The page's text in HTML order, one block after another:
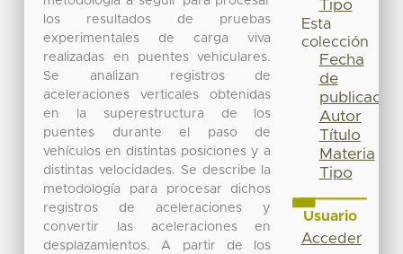
los resultados de pruebas
experimentales de carga viva
realizadas en puentes vehiculares.
Se analizan registros de
aceleraciones verticales obtenidas
en la superestructura de los
puentes durante el paso de
vehículos en distintas posiciones y a
distintas velocidades. Se describe la
metodología para procesar dichos
registros de aceleraciones y
convertir las aceleraciones en
desplazamientos. A partir de los
Tipo
Esta
colección
Fecha
de
publicación
Autor
Título
Materia
Tipo
Usuario
Acceder